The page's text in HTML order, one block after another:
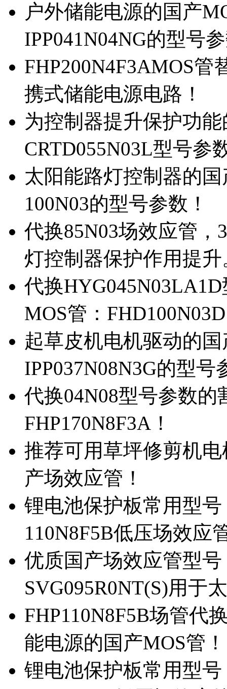
户外储能电源的国产
IPP041N04NG的型号
FHP200N4F3AMOS管
携式储能电源电路！
为控制器提升保护功
CRTD055N03L型号参
太阳能路灯控制器的
100N03的型号参数！
代换85N03场效应管
灯控制器保护作用提升
代换
MOS管：
起草皮机电机驱动的
IPP037N08N3G的型号
代换04N08型号参数
FHP170N8F3A！
推荐可用草坪修剪机电
产场效应管！
锂电池保护板常用型号
110N8F5B低压场效应
优质国产场效应管型
SVG095R0NT(S)用于
FHP110N8F5B场管代
能电源的国产MOS管！
锂电池保护板常用型